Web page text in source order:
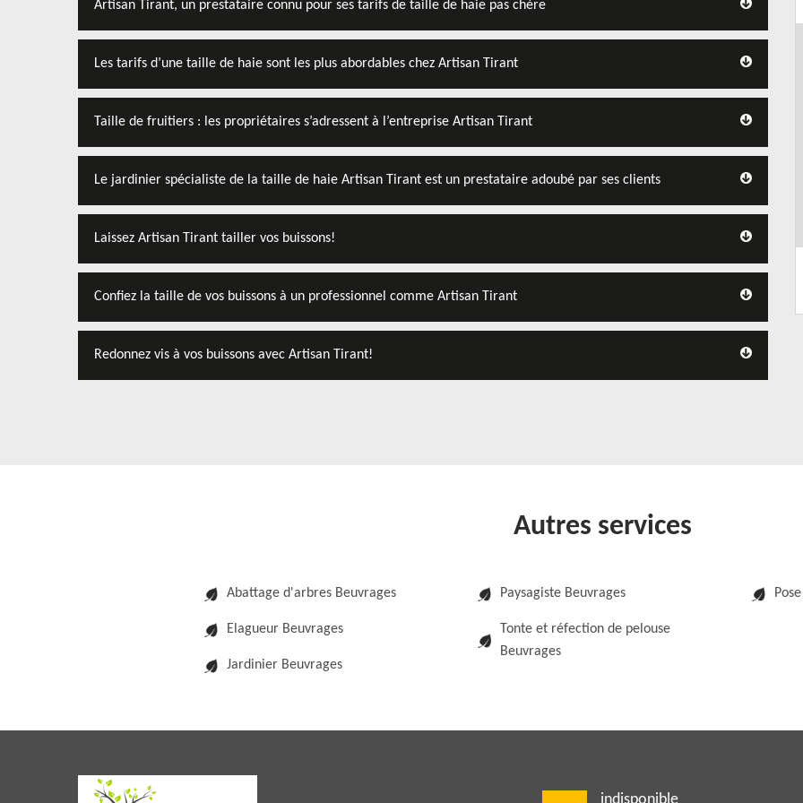
Artisan Tirant, un prestataire connu pour ses tarifs de taille de haie pas chère
Les tarifs d’une taille de haie sont les plus abordables chez Artisan Tirant
Taille de fruitiers : les propriétaires s’adressent à l’entreprise Artisan Tirant
Le jardinier spécialiste de la taille de haie Artisan Tirant est un prestataire adoubé par ses clients
Laissez Artisan Tirant tailler vos buissons!
Confiez la taille de vos buissons à un professionnel comme Artisan Tirant
Redonnez vis à vos buissons avec Artisan Tirant!
Autres services
Abattage d'arbres Beuvrages
Elagueur Beuvrages
Jardinier Beuvrages
Paysagiste Beuvrages
Tonte et réfection de pelouse
Beuvrages